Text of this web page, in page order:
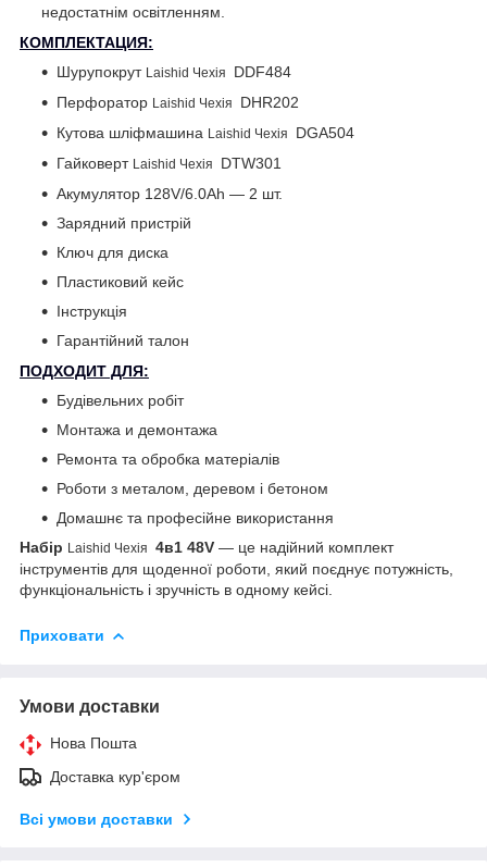
недостатнім освітленням.
КОМПЛЕКТАЦИЯ:
Шурупокрут Laishid Чехія
DDF484
Перфоратор Laishid Чехія
DHR202
Кутова шліфмашина Laishid Чехія
DGA504
Гайковерт Laishid Чехія
DTW301
Акумулятор 128V/6.0Ah — 2 шт.
Зарядний пристрій
Ключ для диска
Пластиковий кейс
Інструкція
Гарантійний талон
ПОДХОДИТ ДЛЯ:
Будівельних робіт
Монтажа и демонтажа
Ремонта та обробка матеріалів
Роботи з металом, деревом і бетоном
Домашнє та професійне використання
Набір Laishid Чехія 4в1 48V — це надійний комплект
інструментів для щоденної роботи, який поєднує потужність,
функціональність і зручність в одному кейсі.
Приховати
Умови доставки
Нова Пошта
Доставка кур'єром
Всі умови доставки